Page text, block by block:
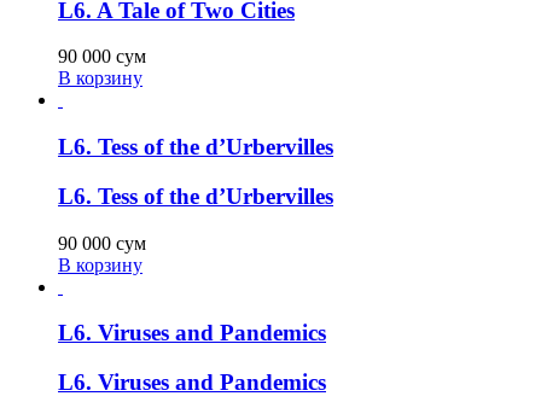
L6. A Tale of Two Cities
90 000 сум
В корзину
L6. Tess of the d’Urbervilles
L6. Tess of the d’Urbervilles
90 000 сум
В корзину
L6. Viruses and Pandemics
L6. Viruses and Pandemics